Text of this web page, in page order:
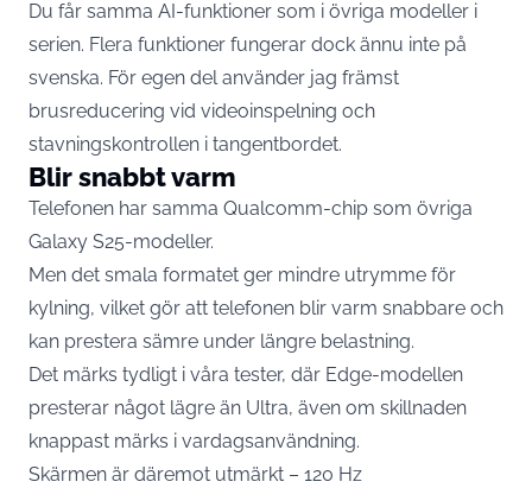
Du får samma AI-funktioner som i övriga modeller i
serien. Flera funktioner fungerar dock ännu inte på
svenska. För egen del använder jag främst
brusreducering vid videoinspelning och
stavningskontrollen i tangentbordet.
Blir snabbt varm
Telefonen har samma Qualcomm-chip som övriga
Galaxy S25-modeller.
Men det smala formatet ger mindre utrymme för
kylning, vilket gör att telefonen blir varm snabbare och
kan prestera sämre under längre belastning.
Det märks tydligt i våra tester, där Edge-modellen
presterar något lägre än Ultra, även om skillnaden
knappast märks i vardagsanvändning.
Skärmen är däremot utmärkt – 120 Hz